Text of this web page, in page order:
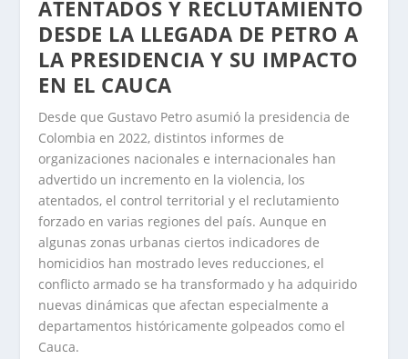
ATENTADOS Y RECLUTAMIENTO
DESDE LA LLEGADA DE PETRO A
LA PRESIDENCIA Y SU IMPACTO
EN EL CAUCA
Desde que Gustavo Petro asumió la presidencia de
Colombia en 2022, distintos informes de
organizaciones nacionales e internacionales han
advertido un incremento en la violencia, los
atentados, el control territorial y el reclutamiento
forzado en varias regiones del país. Aunque en
algunas zonas urbanas ciertos indicadores de
homicidios han mostrado leves reducciones, el
conflicto armado se ha transformado y ha adquirido
nuevas dinámicas que afectan especialmente a
departamentos históricamente golpeados como el
Cauca.